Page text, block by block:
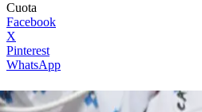
Cuota
Facebook
X
Pinterest
WhatsApp